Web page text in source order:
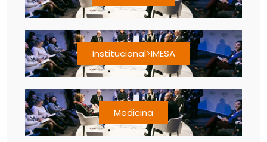
Institucional>IMESA
Medicina